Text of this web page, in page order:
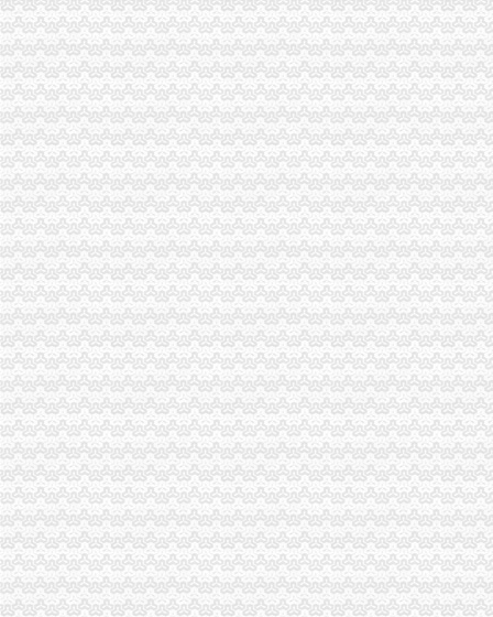
万州局“三个突出”重庆公司注销实现综合理与工商工作有机结合
开县局建立“监控两级督查”重庆公司注销制度加廉政风险点防范管理
江津局采取“五个联动”重庆税务注销提高维权效率
北碚局重庆税务注销开通微型企业工作声讯电话
北部新区局重庆分公司注销多措并举加亚运会食品安全监管工作
沙坪坝局重庆营业执照注销帮扶困难大创办微型企业受好评
市局副局长陈文渝出席西南大学“微型企业创业指导站”重庆营业执照注销授牌
全市重庆分公司注销工商部门深入推进未成年人思想道德建设工作取得阶段成效
市局局长、重庆营业执照注销组书记波到綦江局调研工作
永川局突出“四增四创四新”重庆代办公司促进工作再上新台阶
市重庆税务注销局建立联动制度 助推1000户微企发展
全市重庆营业执照注销深入推进未成年人思想道德建设工作圆满结束
市重庆代办公司工商系统公务员招录面试工作圆满结束
市局充分发挥登记管理职能作用 服务“两翼”重庆分公司注销农户万元增收成效
注册局大力推进重庆农村商业银行股份有限公司重组上市重庆税务注销
长寿局重庆代办公司大力促进非公经济组织创先争优
经开区局重庆营业执照注销化监管工作规范美博会广告宣
江津局大力扶持微型企业参与市重庆公司注销场竞争
北碚局重庆代办公司开展涉外中介行业清理整顿
合川局重庆分公司注销积做好微型企业持续发展工作
市重庆代办公司局副局长李林出席巴南工商分局与邹城市工商局友好合作协议
市重庆营业执照注销局副局长李林出席北碚区学校食品安全义务监督员聘任大会
江津局重庆税务注销加知识产权保护力度
合川局荣获“2010年全国清理整顿人力资源市场秩序专项行动突出成绩单位”重